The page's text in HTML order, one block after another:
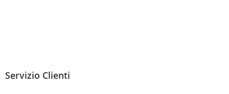
lServizio Clienti